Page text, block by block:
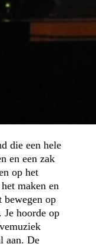
die een hele
en een zak
op het
maken en
bewegen op
Je hoorde op
aan. De